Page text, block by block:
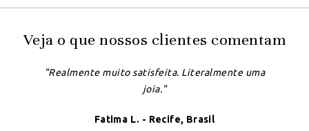
Veja o que nossos clientes comentam
"Realmente muito satisfeita. Literalmente uma
joia."
Fatima L. - Recife, Brasil